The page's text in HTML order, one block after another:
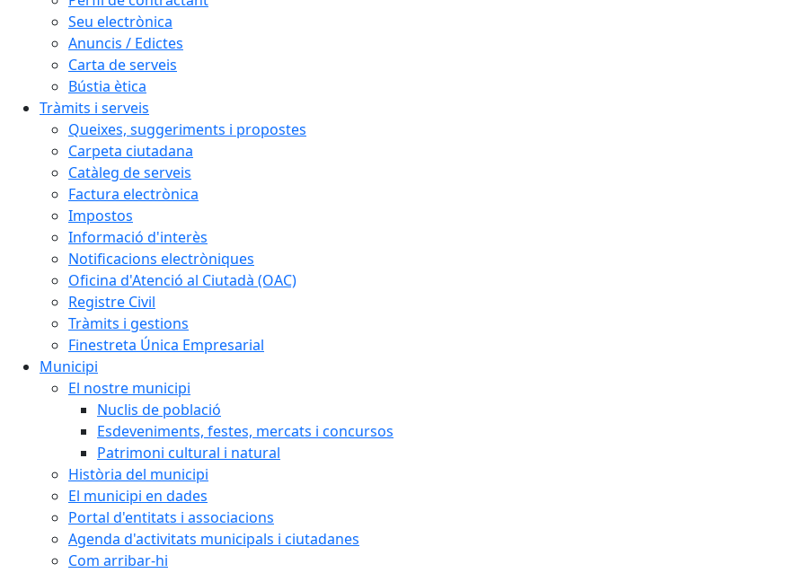
Seu electrònica
Anuncis / Edictes
Carta de serveis
Bústia ètica
Tràmits i serveis
Queixes, suggeriments i propostes
Carpeta ciutadana
Catàleg de serveis
Factura electrònica
Impostos
Informació d'interès
Notificacions electròniques
Oficina d'Atenció al Ciutadà (OAC)
Registre Civil
Tràmits i gestions
Finestreta Única Empresarial
Municipi
El nostre municipi
Nuclis de població
Esdeveniments, festes, mercats i concursos
Patrimoni cultural i natural
Història del municipi
El municipi en dades
Portal d'entitats i associacions
Agenda d'activitats municipals i ciutadanes
Com arribar-hi